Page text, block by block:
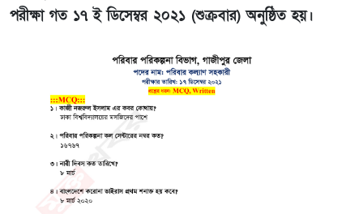
পরীক্ষা গত ১৭ ই ডিসেম্বর ২০২১ (শুক্রবার) অনুষ্ঠিত হয়।